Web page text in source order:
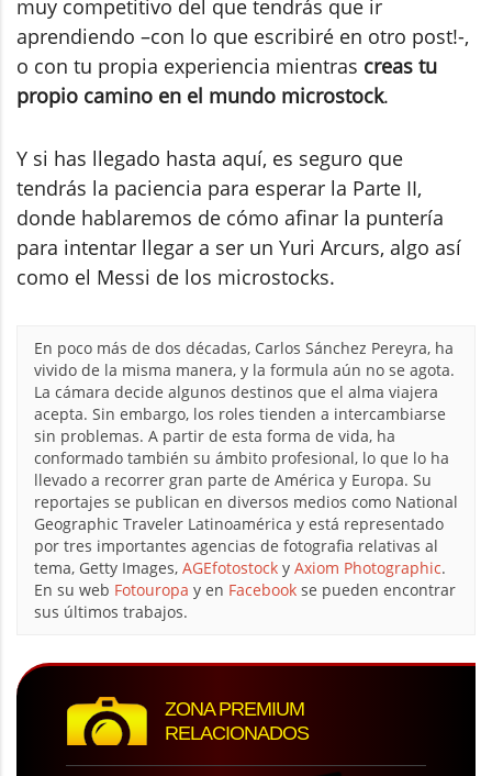
muy competitivo del que tendrás que ir
aprendiendo –con lo que escribiré en otro post!-,
o con tu propia experiencia mientras creas tu
propio camino en el mundo microstock.
Y si has llegado hasta aquí, es seguro que
tendrás la paciencia para esperar la Parte II,
donde hablaremos de cómo afinar la puntería
para intentar llegar a ser un Yuri Arcurs, algo así
como el Messi de los microstocks.
En poco más de dos décadas, Carlos Sánchez Pereyra, ha
vivido de la misma manera, y la formula aún no se agota.
La cámara decide algunos destinos que el alma viajera
acepta. Sin embargo, los roles tienden a intercambiarse
sin problemas. A partir de esta forma de vida, ha
conformado también su ámbito profesional, lo que lo ha
llevado a recorrer gran parte de América y Europa. Su
reportajes se publican en diversos medios como National
Geographic Traveler Latinoamérica y está representado
por tres importantes agencias de fotografia relativas al
tema, Getty Images, AGEfotostock y Axiom Photographic.
En su web Fotouropa y en Facebook se pueden encontrar
sus últimos trabajos.
ZONA PREMIUM
RELACIONADOS